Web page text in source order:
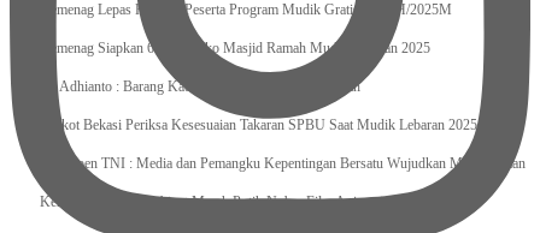
Kemenag Lepas Ratusan Peserta Program Mudik Gratis 1446 H/2025M
Kemenag Siapkan 6.180 Posko Masjid Ramah Mudik Lebaran 2025
Tri Adhianto : Barang Kadaluarsa Segera di Kembalikan
Walkot Bekasi Periksa Kesesuaian Takaran SPBU Saat Mudik Lebaran 2025
Kapuspen TNI : Media dan Pemangku Kepentingan Bersatu Wujudkan Mudik Aman
Kemenekraf Ajak Kabinet Merah Putih Nobar Film Animasi Jumbo